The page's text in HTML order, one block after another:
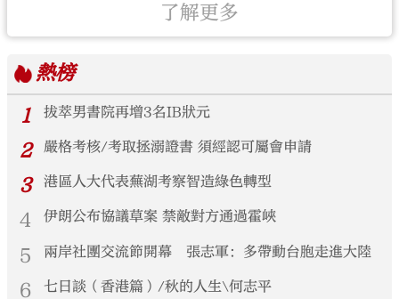
了解更多
熱榜
1
拔萃男書院再增3名IB狀元
2 嚴格考核/考取拯溺證書 須經認可屬會申請
3 港區人大代表蕪湖考察智造綠色轉型
4 伊朗公布協議草案 禁敵對方通過霍峽
5 兩岸社團交流節開幕 張志軍：多帶動台胞走進大陸
6 七日談（香港篇）/秋的人生\何志平